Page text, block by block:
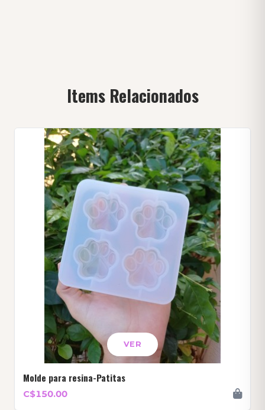
Items Relacionados
VER
Molde para resina-Patitas
C$150.00